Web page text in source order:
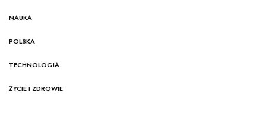
NAUKA
POLSKA
TECHNOLOGIA
ŻYCIE I ZDROWIE